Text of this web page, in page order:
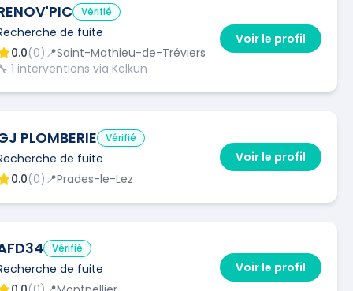
Vérifié
de fuite
0.0(0) 📍Saint-Mathieu-de-Tréviers
1 interventions via Kelkun
Voir le profil
PLOMBERIE Vérifié
de fuite
0.0(0) 📍Prades-le-Lez
Voir le profil
Vérifié
de fuite
Voir le profil